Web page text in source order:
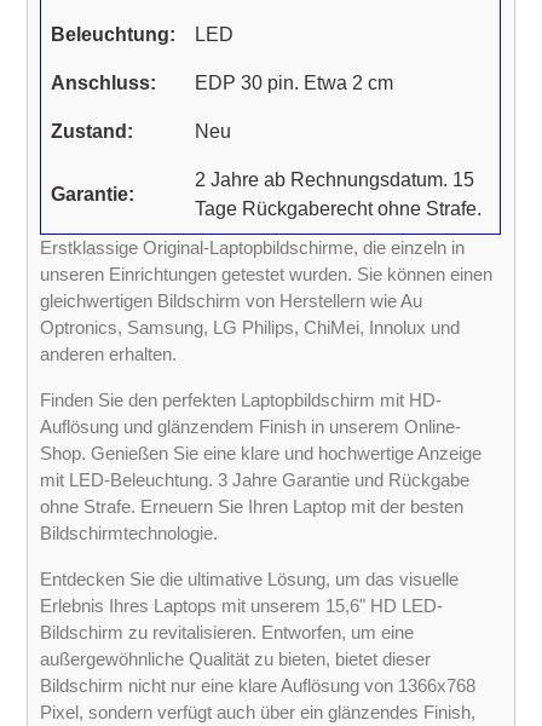
Beleuchtung: LED
Anschluss: EDP 30 pin. Etwa 2 cm
Zustand: Neu
Garantie:
2 Jahre ab Rechnungsdatum. 15
Tage Rückgaberecht ohne Strafe.
Erstklassige Original-Laptopbildschirme, die einzeln in
unseren Einrichtungen getestet wurden. Sie können einen
gleichwertigen Bildschirm von Herstellern wie Au
Optronics, Samsung, LG Philips, ChiMei, Innolux und
anderen erhalten.
Finden Sie den perfekten Laptopbildschirm mit HD-
Auflösung und glänzendem Finish in unserem Online-
Shop. Genießen Sie eine klare und hochwertige Anzeige
mit LED-Beleuchtung. 3 Jahre Garantie und Rückgabe
ohne Strafe. Erneuern Sie Ihren Laptop mit der besten
Bildschirmtechnologie.
Entdecken Sie die ultimative Lösung, um das visuelle
Erlebnis Ihres Laptops mit unserem 15,6" HD LED-
Bildschirm zu revitalisieren. Entworfen, um eine
außergewöhnliche Qualität zu bieten, bietet dieser
Bildschirm nicht nur eine klare Auflösung von 1366x768
Pixel, sondern verfügt auch über ein glänzendes Finish,